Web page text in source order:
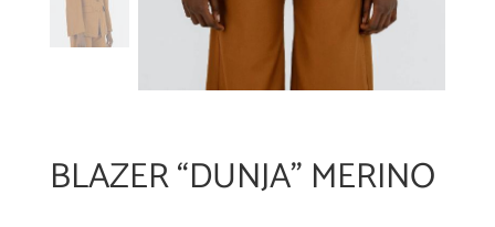
BLAZER “DUNJA” MERINO